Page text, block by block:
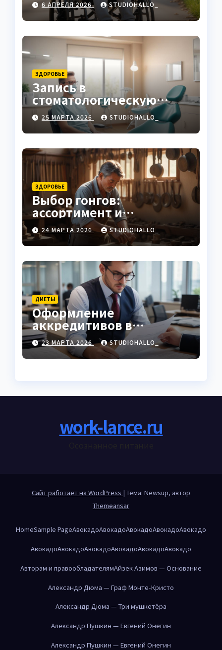
6 АПРЕЛЯ 2026 STUDIOHALLO_
ЗДОРОВЬЕ
Запись в
стоматологическую
клинику
25 МАРТА 2026 STUDIOHALLO_
ЗДОРОВЬЕ
Выбор гонгов:
ассортимент и
характеристики
24 МАРТА 2026 STUDIOHALLO_
ДИЕТЫ
Оформление
аккредитивов в
международной
торговле
23 МАРТА 2026 STUDIOHALLO_
work-lance.ru
Сайт работает на WordPress | Тема: Newsup, автор
Themeansar
HomeSample PageАвокадоАвокадоАвокадоАвокадоАвокадо
АвокадоАвокадоАвокадоАвокадоАвокадоАвокадо
Авторам и правообладателямАйзек Азимов — Основание
Александр Дюма — Граф Монте-Кристо
Александр Дюма — Три мушкетёра
Александр Пушкин — Евгений Онегин
Александр Пушкин — Евгений Онегин